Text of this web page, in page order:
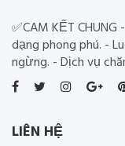
✅CAM KẾT
dạng phong phú. -
ngừng. - Dịch vụ
LIÊN HỆ